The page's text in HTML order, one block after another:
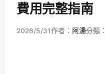
費用完整指南
2026/5/31作者： 阿湯分類：